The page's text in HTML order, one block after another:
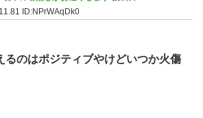
ID:NPrWAqDk0
るのはポジティブやけどいつか火傷